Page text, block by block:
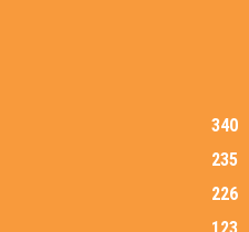
340
235
226